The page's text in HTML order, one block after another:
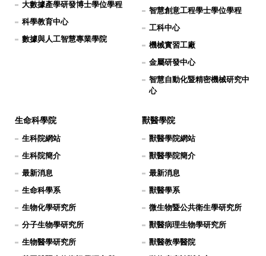
大數據產學研發博士學位學程
科學教育中心
數據與人工智慧專業學院
智慧創意工程學士學位學程
工科中心
機械實習工廠
金屬研發中心
智慧自動化暨精密機械研究中
心
生命科學院
生科院網站
生科院簡介
最新消息
生命科學系
生物化學研究所
分子生物學研究所
生物醫學研究所
獸醫學院
獸醫學院網站
獸醫學院簡介
最新消息
獸醫學系
微生物暨公共衛生學研究所
獸醫病理生物學研究所
獸醫教學醫院